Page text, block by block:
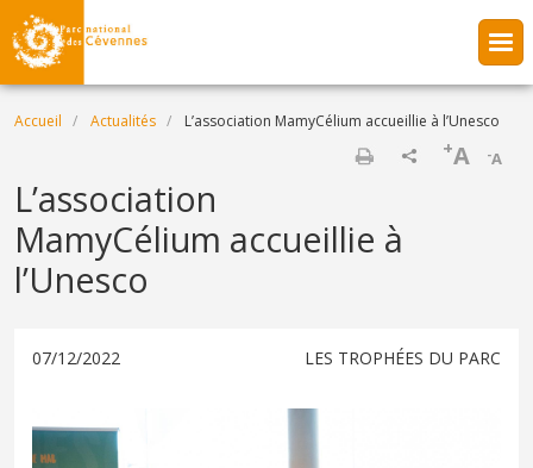
Aller au contenu principal
Fil d'Ariane
Accueil Actualités L’association MamyCélium accueillie à l’Unesco
-A
+A
L’association
MamyCélium accueillie à
l’Unesco
07/12/2022 LES TROPHÉES DU PARC